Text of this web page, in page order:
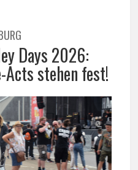
Days 2026:
stehen fest!